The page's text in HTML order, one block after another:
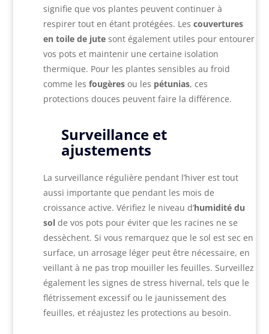
signifie que vos plantes peuvent continuer à
respirer tout en étant protégées. Lescouvertures
en toile de jute sont également utiles pour entourer
vos pots et maintenir une certaine isolation
thermique. Pour les plantes sensibles au froid
comme lesfougères ou les pétunias, ces
protections douces peuvent faire la différence.
Surveillance et
ajustements
La surveillance régulière pendant l’hiver est tout
aussi importante que pendant les mois de
croissance active. Vérifiez le niveau d’humidité du
sol de vos pots pour éviter que les racines ne se
dessèchent. Si vous remarquez que le sol est sec en
surface, un arrosage léger peut être nécessaire, en
veillant à ne pas trop mouiller les feuilles. Surveillez
également les signes de stress hivernal, tels que le
flétrissement excessif ou le jaunissement des
feuilles, et réajustez les protections au besoin.